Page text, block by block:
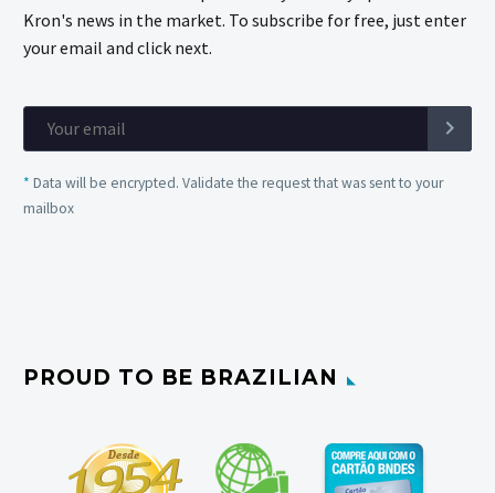
Kron's news in the market. To subscribe for free, just enter
your email and click next.
* Data will be encrypted. Validate the request that was sent to your
mailbox
PROUD TO BE BRAZILIAN